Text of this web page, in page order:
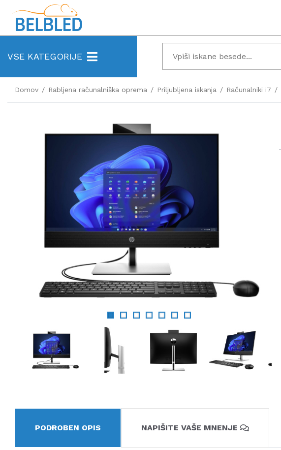
VSE KATEGORIJE
Domov Rabljena računalniška oprema Priljubljena iskanja Računalniki i7
PODROBEN OPIS NAPIŠITE VAŠE MNENJE